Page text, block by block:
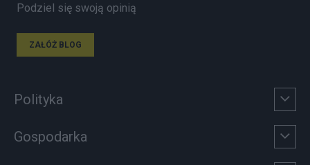
Podziel się swoją opinią
ZAŁÓŻ BLOG
Polityka
Gospodarka